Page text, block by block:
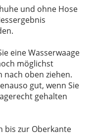
und ohne Hose
eine Wasserwaage
möglichst
nach oben ziehen.
gut, wenn Sie
gehalten
bis zur Oberkante